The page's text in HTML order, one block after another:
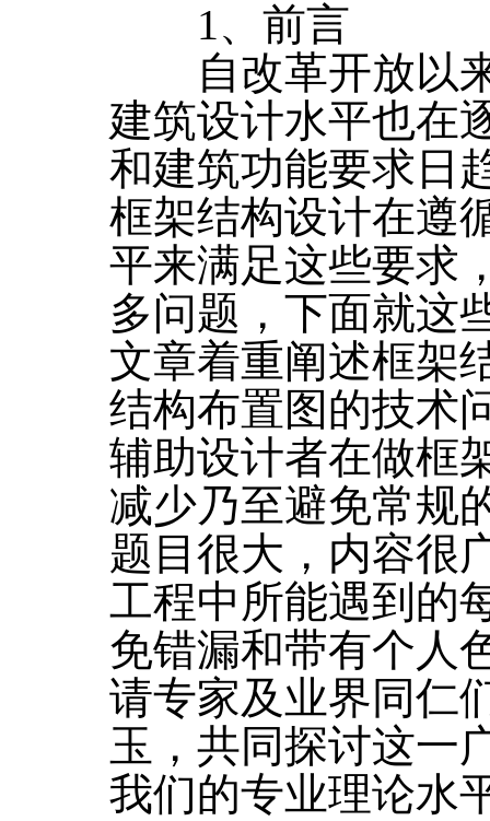
1、前言
自改革开放以来
建筑设计水平也在
和建筑功能要求日
框架结构设计在遵
平来满足这些要求
多问题，下面就这
文章着重阐述框架
结构布置图的技术
辅助设计者在做框
减少乃至避免常规
题目很大，内容很
工程中所能遇到的
免错漏和带有个人
请专家及业界同仁
玉，共同探讨这一
我们的专业理论水